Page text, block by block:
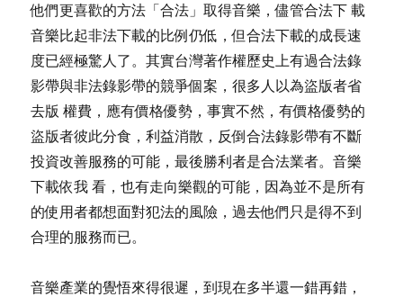
他們更喜歡的方法「合法」取得音樂，儘管合法下 載
音樂比起非法下載的比例仍低，但合法下載的成長速
度已經極驚人了。其實台灣著作權歷史上有過合法錄
影帶與非法錄影帶的競爭個案，很多人以為盜版者省
去版 權費，應有價格優勢，事實不然，有價格優勢的
盜版者彼此分食，利益消散，反倒合法錄影帶有不斷
投資改善服務的可能，最後勝利者是合法業者。音樂
下載依我 看，也有走向樂觀的可能，因為並不是所有
的使用者都想面對犯法的風險，過去他們只是得不到
合理的服務而已。
音樂產業的覺悟來得很遲，到現在多半還一錯再錯，